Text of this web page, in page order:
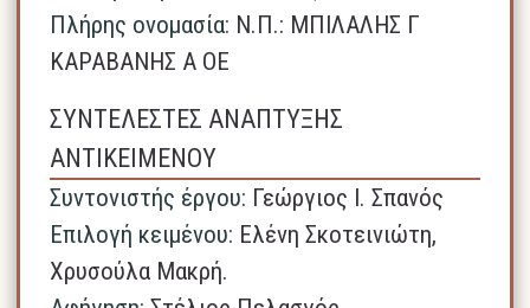
Πλήρης ονομασία: N.Π.: ΜΠΙΛΑΛΗΣ Γ
ΚΑΡΑΒΑΝΗΣ Α ΟΕ
ΣΥΝΤΕΛΕΣΤΕΣ ΑΝΑΠΤΥΞΗΣ
ΑΝΤΙΚΕΙΜΕΝΟΥ
Συντονιστής έργου: Γεώργιος Ι. Σπανός
Επιλογή κειμένου: Ελένη Σκοτεινιώτη,
Χρυσούλα Μακρή.